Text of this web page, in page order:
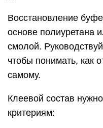
Восстановление
основе полиуретана
смолой.
чтобы понимать, как
самому.
Клеевой состав
критериям: